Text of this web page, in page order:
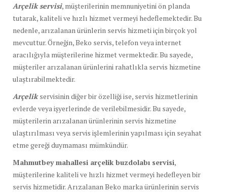
Arçelik servisi, müşterilerinin memnuniyetini ön planda
tutarak, kaliteli ve hızlı hizmet vermeyi hedeflemektedir. Bu
nedenle, arızalanan ürünlerin servis hizmeti için birçok yol
mevcuttur. Örneğin, Beko servis, telefon veya internet
aracılığıyla müşterilerine hizmet vermektedir. Bu sayede,
müşteriler arızalanan ürünlerini rahatlıkla servis hizmetine
ulaştırabilmektedir.
Arçelikservisinin diğer bir özelliği ise, servis hizmetlerinin
evlerde veya işyerlerinde de verilebilmesidir. Bu sayede,
müşterilerin arızalanan ürünlerinin servis hizmetine
ulaştırılması veya servis işlemlerinin yapılması için seyahat
etme gereği duymaması mümkündür.
Mahmutbey mahallesi arçelik buzdolabı servisi,
müşterilerine kaliteli ve hızlı hizmet vermeyi hedefleyen bir
servis hizmetidir. Arızalanan Beko marka ürünlerinin servis